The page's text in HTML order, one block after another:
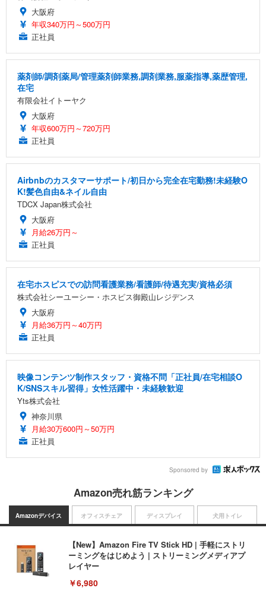
大阪府
年収340万円～500万円
正社員
薬剤師/調剤薬局/管理薬剤師業務,調剤業務,服薬指導,薬歴管理,
在宅
有限会社イトーヤク
大阪府
年収600万円～720万円
正社員
Airbnbのカスタマーサポート/初日から完全在宅勤務!未経験O
K!髪色自由&ネイル自由
TDCX Japan株式会社
大阪府
月給26万円～
正社員
在宅ホスピスでの訪問看護業務/看護師/待遇充実/資格必須
株式会社シーユーシー・ホスピス御殿山レジデンス
大阪府
月給36万円～40万円
正社員
映像コンテンツ制作スタッフ・資格不問「正社員/在宅相談O
K/SNSスキル習得」女性活躍中・未経験歓迎
Yts株式会社
神奈川県
月給30万600円～50万円
正社員
Sponsored by
Amazon売れ筋ランキング
Amazonデバイス
【New】Amazon Fire TV Stick HD | 手軽にストリ
ーミングをはじめよう | ストリーミングメディアプ
レイヤー
￥6,980
オフィスチェア ディスプレイ 犬用トイレ